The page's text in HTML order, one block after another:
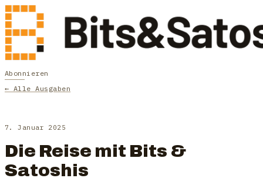
Abonnieren
← Alle Ausgaben
7. Januar 2025
Die Reise mit Bits &
Satoshis